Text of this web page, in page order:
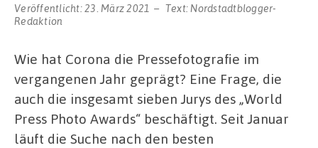
Veröffentlicht:23. März 2021 Text: Nordstadtblogger-
Redaktion
Wie hat Corona die Pressefotografie im
vergangenen Jahr geprägt? Eine Frage, die
auch die insgesamt sieben Jurys des „World
Press Photo Awards“ beschäftigt. Seit Januar
läuft die Suche nach den besten